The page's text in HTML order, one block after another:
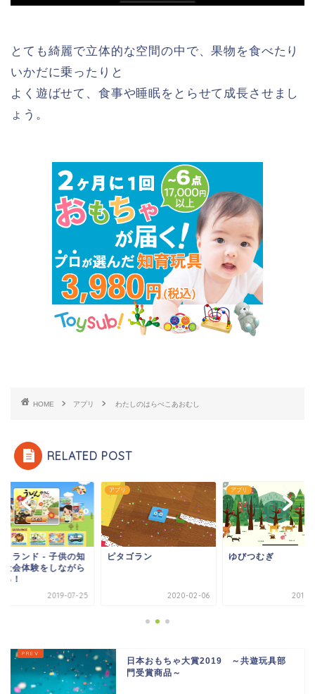
とても綺麗で立体的な空間の中で、果物を食べたり
いかだに乗ったりと
よく遊ばせて、食事や睡眠をとらせて成長させまし
ょう。
HOME アプリ わたしのはらぺこあおむし
RELATED POST
こランド - 子供の知
社会体験をしながら
！
2019-07-25
アプリ
ピタゴラン
2020-02-06
アプリ
ゆびつむぎ
2019-
日本おもちゃ大賞2019 ～共遊玩具部
門受賞商品～